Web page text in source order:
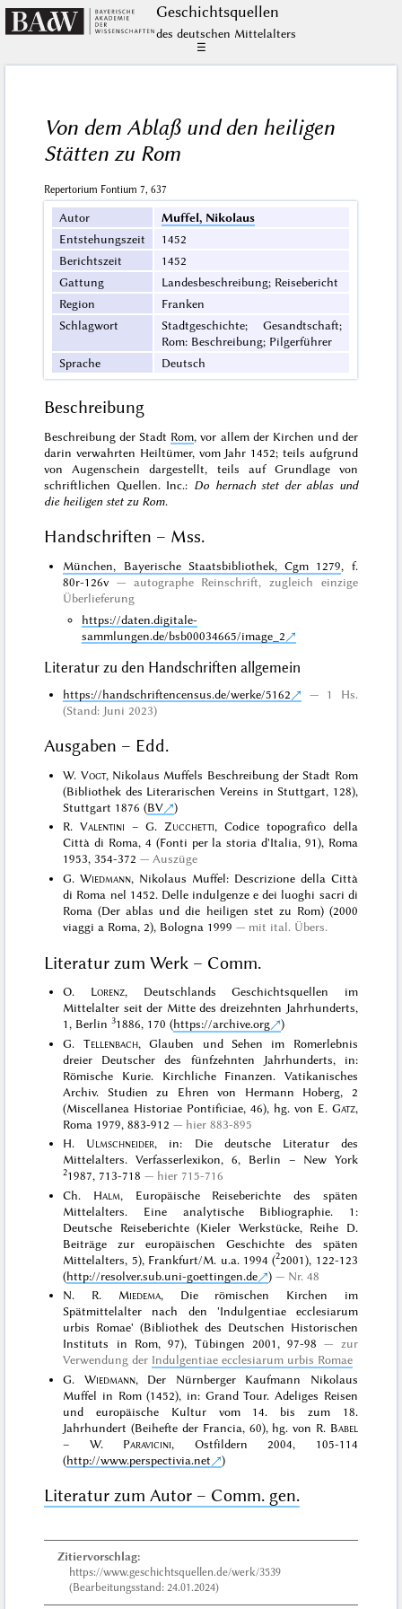
Geschichts­quellen
des deutschen Mittelalters
☰
Von dem Ablaß und den heiligen
Stätten zu Rom
Repertorium Fontium 7, 637
Autor
Muffel, Nikolaus
Entstehungszeit
1452
Berichtszeit
1452
Gattung
Landesbeschreibung; Reisebericht
Region
Franken
Schlagwort
Stadtgeschichte; Gesandtschaft;
Rom: Beschreibung; Pilgerführer
Sprache
Deutsch
Beschreibung
Beschreibung der Stadt Rom, vor allem der Kirchen und der
darin verwahrten Heiltümer, vom Jahr 1452; teils aufgrund
von Augenschein dargestellt, teils auf Grundlage von
schriftlichen Quellen. Inc.: Do hernach stet der ablas und
die heiligen stet zu Rom.
Handschriften – Mss.
München, Bayerische Staatsbibliothek, Cgm 1279, f.
80r-126v
autographe Reinschrift, zugleich einzige
Überlieferung
https://daten.digitale-
sammlungen.de/bsb00034665/image_2
Literatur zu den Handschriften allgemein
https://handschriftencensus.de/werke/5162
1 Hs.
(Stand: Juni 2023)
Ausgaben – Edd.
W. Vogt, Nikolaus Muffels Beschreibung der Stadt Rom
(Bibliothek des Literarischen Vereins in Stuttgart, 128),
Stuttgart 1876 (BV
)
R.Valentini – G. Zucchetti, Codice topografico della
Città di Roma, 4 (Fonti per la storia d'Italia, 91), Roma
1953, 354-372
Auszüge
G.Wiedmann, Nikolaus Muffel: Descrizione della Città
di Roma nel 1452. Delle indulgenze e dei luoghi sacri di
Roma (Der ablas und die heiligen stet zu Rom) (2000
viaggi a Roma, 2), Bologna 1999
mit ital. Übers.
Literatur zum Werk – Comm.
O. Lorenz, Deutschlands Geschichtsquellen im
Mittelalter seit der Mitte des dreizehnten Jahrhunderts,
1, Berlin31886, 170 (https://archive.org
)
G. Tellenbach, Glauben und Sehen im Romerlebnis
dreier Deutscher des fünfzehnten Jahrhunderts, in:
Römische Kurie. Kirchliche Finanzen. Vatikanisches
Archiv. Studien zu Ehren von Hermann Hoberg, 2
(Miscellanea Historiae Pontificiae, 46), hg. von E. Gatz,
Roma 1979, 883-912
hier 883-895
H. Ulmschneider, in: Die deutsche Literatur des
Mittelalters. Verfasserlexikon, 6, Berlin – New York
21987, 713-718
hier 715-716
Ch. Halm, Europäische Reiseberichte des späten
Mittelalters. Eine analytische Bibliographie. 1:
Deutsche Reiseberichte (Kieler Werkstücke, Reihe D.
Beiträge zur europäischen Geschichte des späten
Mittelalters, 5), Frankfurt/M. u.a. 1994 (22001), 122-123
(http://resolver.sub.uni-goettingen.de )
Nr. 48
N. R. Miedema, Die römischen Kirchen im
Spätmittelalter nach den 'Indulgentiae ecclesiarum
urbis Romae' (Bibliothek des Deutschen Historischen
Instituts in Rom, 97), Tübingen 2001, 97-98
zur
Verwendung der Indulgentiae ecclesiarum urbis Romae
G. Wiedmann, Der Nürnberger Kaufmann Nikolaus
Muffel in Rom (1452), in: Grand Tour. Adeliges Reisen
und europäische Kultur vom 14. bis zum 18.
Jahrhundert (Beihefte der Francia, 60), hg. von R. Babel
– W. Paravicini, Ostfildern 2004, 105-114
(http://www.perspectivia.net )
Literatur zum Autor – Comm. gen.
Zitiervorschlag:
https://www.geschichtsquellen.de/werk/3539
(Bearbeitungsstand: 24.01.2024)